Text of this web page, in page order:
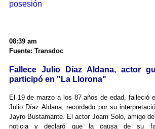
posesión
08:39 am
Fuente: Transdoc
Fallece Julio Díaz Aldana, actor
participó en "La Llorona"
El 19 de marzo a los 87 años de edad, falleció
Julio Díaz Aldana, recordado por su
Jayro Bustamante. El actor Joam Solo, amigo
noticia y declaró que la causa de su